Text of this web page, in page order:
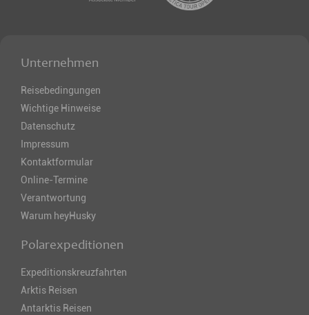
Unternehmen
Reisebedingungen
Wichtige Hinweise
Datenschutz
Impressum
Kontaktformular
Online-Termine
Verantwortung
Warum heyHusky
Polarexpeditionen
Expeditionskreuzfahrten
Arktis Reisen
Antarktis Reisen